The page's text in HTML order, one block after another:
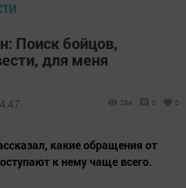
Поиск бойцов,
для меня
284 0 0
какие обращения от
к нему чаще всего.